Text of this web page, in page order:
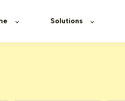
Solutions